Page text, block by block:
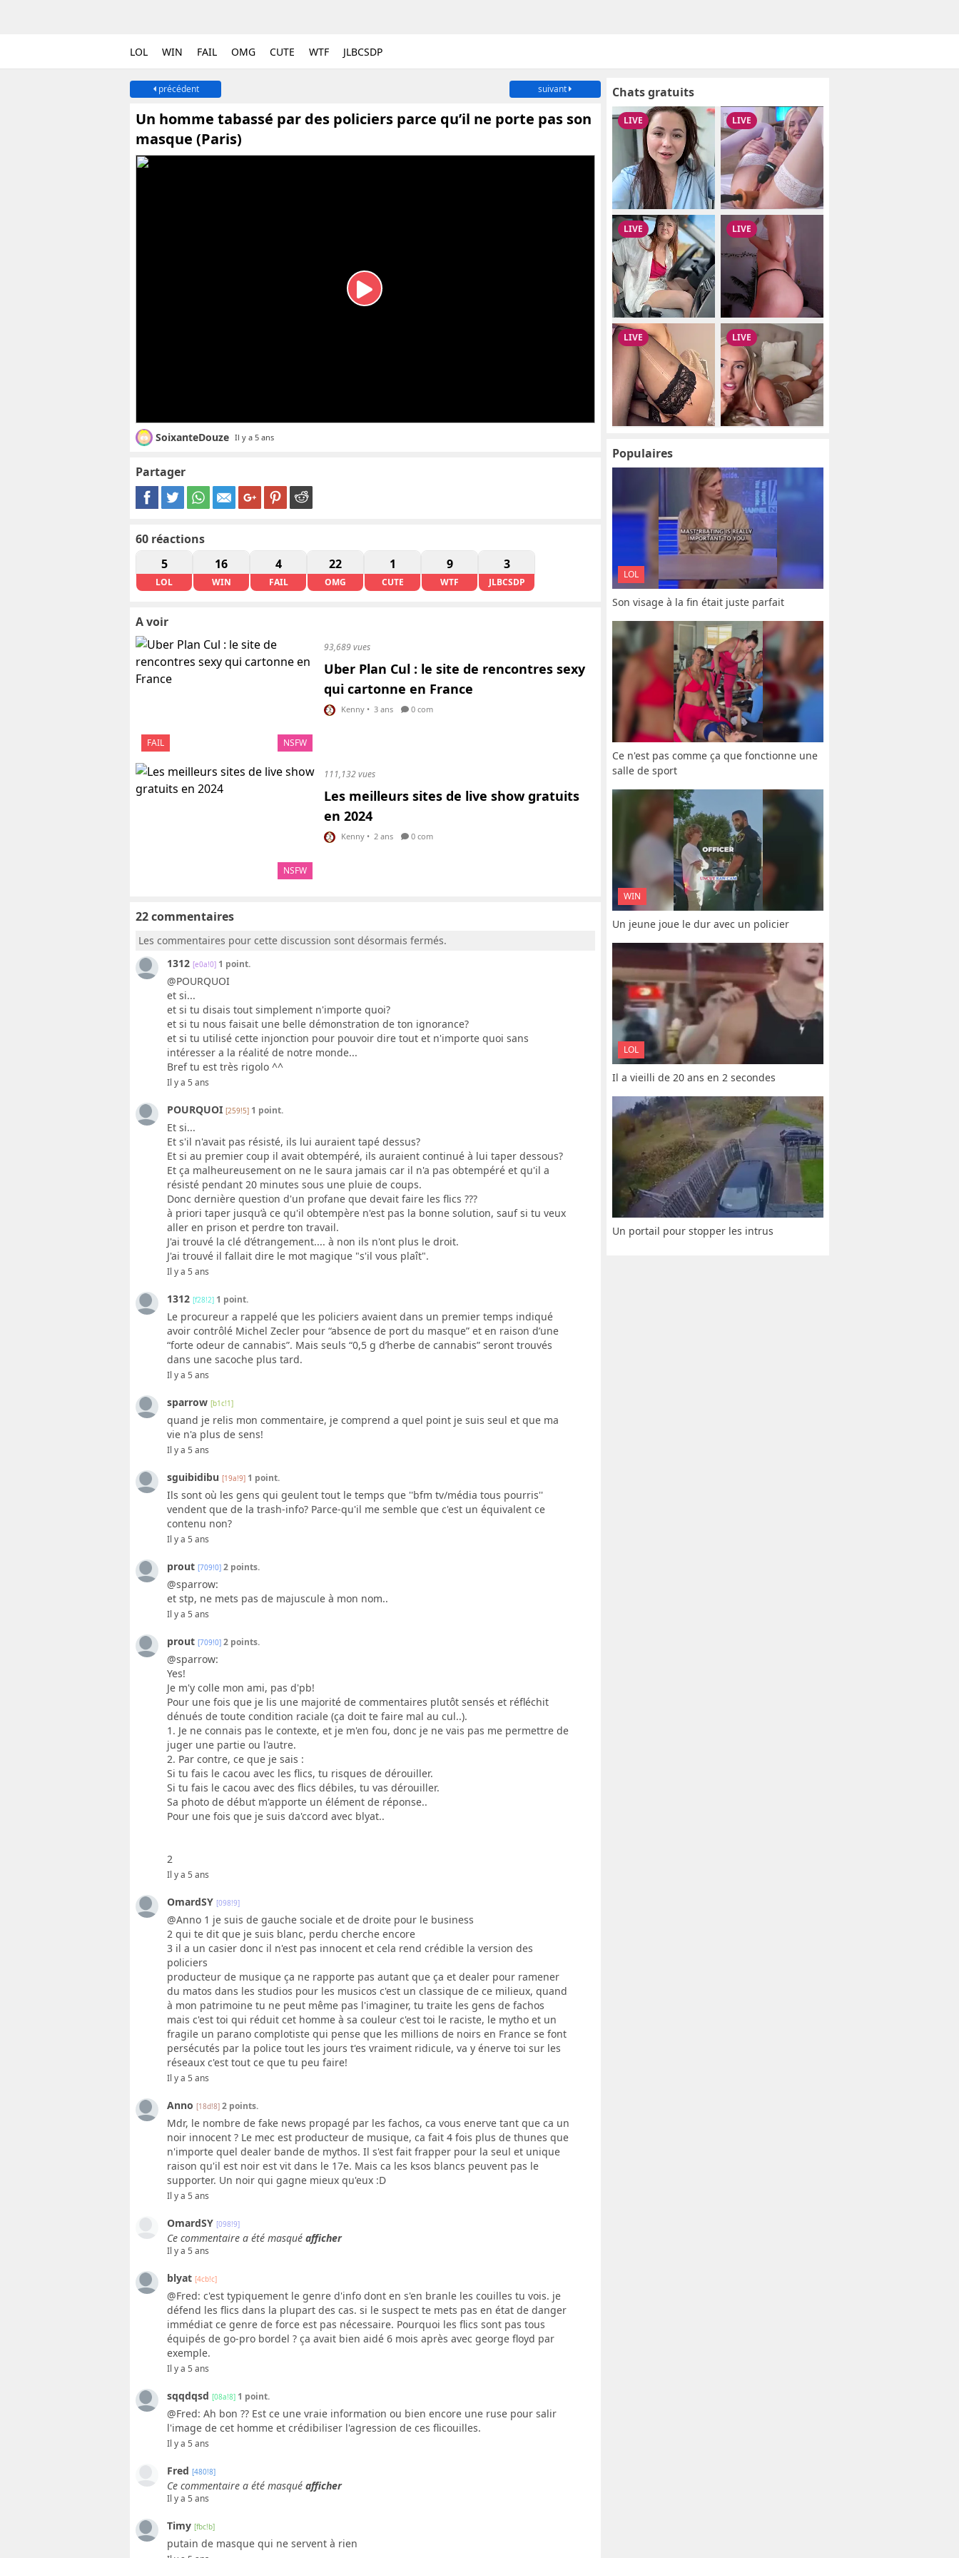
LOL WIN FAIL OMG CUTE WTF JLBCSDP
précédent suivant
Un homme tabassé par des policiers parce qu’il ne porte pas son
masque (Paris)
SoixanteDouze Il y a 5 ans
Partager
60 réactions
5
LOL
16
WIN
4
FAIL
22
OMG
1
CUTE
9
WTF
3
JLBCSDP
A voir
FAIL NSFW
93,689 vues
Uber Plan Cul : le site de rencontres sexy
qui cartonne en France
Kenny • 3 ans 0 com
NSFW
111,132 vues
Les meilleurs sites de live show gratuits
en 2024
Kenny • 2 ans 0 com
22 commentaires
Les commentaires pour cette discussion sont désormais fermés.
1312 [e0a!0] 1 point.
@POURQUOI
et si...
et si tu disais tout simplement n'importe quoi?
et si tu nous faisait une belle démonstration de ton ignorance?
et si tu utilisé cette injonction pour pouvoir dire tout et n'importe quoi sans
intéresser a la réalité de notre monde...
Bref tu est très rigolo ^^
Il y a 5 ans
POURQUOI [259!5] 1 point.
Et si...
Et s'il n'avait pas résisté, ils lui auraient tapé dessus?
Et si au premier coup il avait obtempéré, ils auraient continué à lui taper dessous?
Et ça malheureusement on ne le saura jamais car il n'a pas obtempéré et qu'il a
résisté pendant 20 minutes sous une pluie de coups.
Donc dernière question d'un profane que devait faire les flics ???
à priori taper jusqu’à ce qu'il obtempère n'est pas la bonne solution, sauf si tu veux
aller en prison et perdre ton travail.
J'ai trouvé la clé d’étrangement.... à non ils n'ont plus le droit.
J'ai trouvé il fallait dire le mot magique "s'il vous plaît".
Il y a 5 ans
1312 [f28!2] 1 point.
Le procureur a rappelé que les policiers avaient dans un premier temps indiqué
avoir contrôlé Michel Zecler pour “absence de port du masque” et en raison d’une
“forte odeur de cannabis”. Mais seuls “0,5 g d’herbe de cannabis” seront trouvés
dans une sacoche plus tard.
Il y a 5 ans
sparrow [b1c!1]
quand je relis mon commentaire, je comprend a quel point je suis seul et que ma
vie n'a plus de sens!
Il y a 5 ans
sguibidibu [19a!9] 1 point.
Ils sont où les gens qui geulent tout le temps que ''bfm tv/média tous pourris''
vendent que de la trash-info? Parce-qu'il me semble que c'est un équivalent ce
contenu non?
Il y a 5 ans
prout [709!0] 2 points.
@sparrow:
et stp, ne mets pas de majuscule à mon nom..
Il y a 5 ans
prout [709!0] 2 points.
@sparrow:
Yes!
Je m'y colle mon ami, pas d'pb!
Pour une fois que je lis une majorité de commentaires plutôt sensés et réfléchit
dénués de toute condition raciale (ça doit te faire mal au cul..).
1. Je ne connais pas le contexte, et je m'en fou, donc je ne vais pas me permettre de
juger une partie ou l'autre.
2. Par contre, ce que je sais :
Si tu fais le cacou avec les flics, tu risques de dérouiller.
Si tu fais le cacou avec des flics débiles, tu vas dérouiller.
Sa photo de début m'apporte un élément de réponse..
Pour une fois que je suis da'ccord avec blyat..
2
Il y a 5 ans
OmardSY [098!9]
@Anno 1 je suis de gauche sociale et de droite pour le business
2 qui te dit que je suis blanc, perdu cherche encore
3 il a un casier donc il n'est pas innocent et cela rend crédible la version des
policiers
producteur de musique ça ne rapporte pas autant que ça et dealer pour ramener
du matos dans les studios pour les musicos c'est un classique de ce milieux, quand
à mon patrimoine tu ne peut même pas l'imaginer, tu traite les gens de fachos
mais c'est toi qui réduit cet homme à sa couleur c'est toi le raciste, le mytho et un
fragile un parano complotiste qui pense que les millions de noirs en France se font
persécutés par la police tout les jours t'es vraiment ridicule, va y énerve toi sur les
réseaux c'est tout ce que tu peu faire!
Il y a 5 ans
Anno [18d!8] 2 points.
Mdr, le nombre de fake news propagé par les fachos, ca vous enerve tant que ca un
noir innocent ? Le mec est producteur de musique, ca fait 4 fois plus de thunes que
n'importe quel dealer bande de mythos. Il s'est fait frapper pour la seul et unique
raison qu'il est noir est vit dans le 17e. Mais ca les ksos blancs peuvent pas le
supporter. Un noir qui gagne mieux qu'eux :D
Il y a 5 ans
OmardSY [098!9]
Ce commentaire a été masqué afficher
Il y a 5 ans
blyat [4cb!c]
@Fred: c'est typiquement le genre d'info dont en s'en branle les couilles tu vois. je
défend les flics dans la plupart des cas. si le suspect te mets pas en état de danger
immédiat ce genre de force est pas nécessaire. Pourquoi les flics sont pas tous
équipés de go-pro bordel ? ça avait bien aidé 6 mois après avec george floyd par
exemple.
Il y a 5 ans
sqqdqsd [08a!8] 1 point.
@Fred: Ah bon ?? Est ce une vraie information ou bien encore une ruse pour salir
l'image de cet homme et crédibiliser l'agression de ces flicouilles.
Il y a 5 ans
Fred [480!8]
Ce commentaire a été masqué afficher
Il y a 5 ans
Timy [fbc!b]
putain de masque qui ne servent à rien
Chats gratuits
Populaires
LOL
Son visage à la fin était juste parfait
Ce n'est pas comme ça que fonctionne une
salle de sport
WIN
Un jeune joue le dur avec un policier
LOL
Il a vieilli de 20 ans en 2 secondes
Un portail pour stopper les intrus